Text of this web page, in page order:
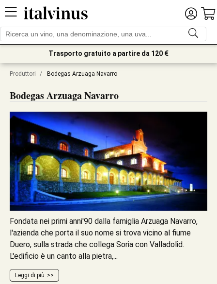
Trasporto gratuito a partire da 120 €
Produttori / Bodegas Arzuaga Navarro
Bodegas Arzuaga Navarro
Fondata nei primi anni'90 dalla famiglia Arzuaga Navarro,
l'azienda che porta il suo nome si trova vicino al fiume
Duero, sulla strada che collega Soria con Valladolid.
L'edificio è un canto alla pietra,...
Leggi di più